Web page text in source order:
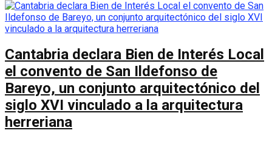
Cantabria declara Bien de Interés Local
el convento de San Ildefonso de
Bareyo, un conjunto arquitectónico del
siglo XVI vinculado a la arquitectura
herreriana